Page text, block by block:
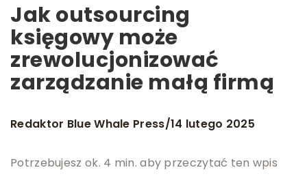
Jak outsourcing
księgowy może
zrewolucjonizować
zarządzanie małą firmą
Redaktor Blue Whale Press/14 lutego 2025
Potrzebujesz ok. 4 min. aby przeczytać ten wpis